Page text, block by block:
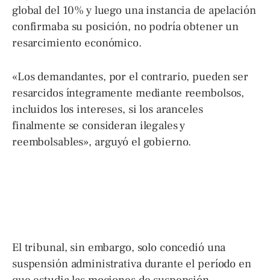
global del 10% y luego una instancia de apelación
confirmaba su posición, no podría obtener un
resarcimiento económico.
«Los demandantes, por el contrario, pueden ser
resarcidos íntegramente mediante reembolsos,
incluidos los intereses, si los aranceles
finalmente se consideran ilegales y
reembolsables», arguyó el gobierno.
El tribunal, sin embargo, solo concedió una
suspensión administrativa durante el período en